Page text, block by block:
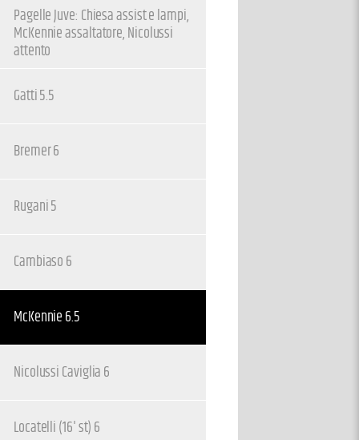
Pagelle Juve: Chiesa assist e lampi,
McKennie assaltatore, Nicolussi
attento
Gatti 5.5
Bremer 6
Rugani 5
Cambiaso 6
McKennie 6.5
Nicolussi Caviglia 6
Locatelli (16' st) 6